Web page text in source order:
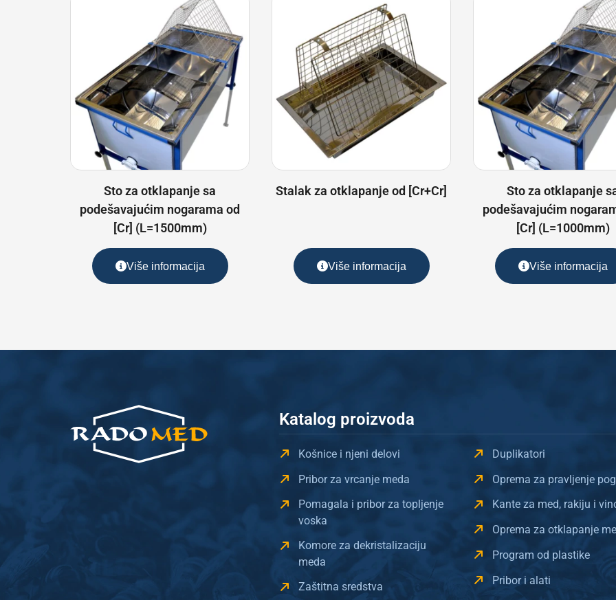
Sto za otklapanje sa
podešavajućim nogarama od
[Cr] (L=1500mm)
Više informacija
Stalak za otklapanje od [Cr+Cr]
Više informacija
Sto za otklapanje
podešavajućim
[Cr] (L=1000mm)
Više informacija
Katalog proizvoda
Košnice i njeni delovi
Pribor za vrcanje meda
Pomagala i pribor za topljenje
voska
Komore za dekristalizaciju
meda
Zaštitna sredstva
Duplikatori
Oprema za pravljenje
Kante za med, rakiju i
Oprema za otklapanje
Program od plastike
Pribor i alati